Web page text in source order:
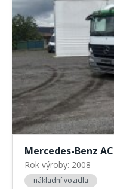
Mercedes-Benz
Rok výroby: 2008
nákladní vozidla